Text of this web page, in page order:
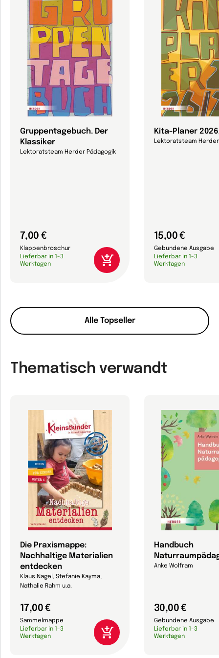
Alle Topseller
Gruppentagebuch. Der
Klassiker
Lektoratsteam Herder Pädagogik
7,00 €
Klappenbroschur
Lieferbar in 1-3
Werktagen
Kita-Planer
Lektoratsteam Herder
15,00 €
Gebundene Ausgabe
Lieferbar in 1-3
Werktagen
Thematisch verwandt
Die Praxismappe:
Nachhaltige Materialien
entdecken
Klaus Nagel, Stefanie Kayma,
Nathalie Rahm u.a.
17,00 €
Sammelmappe
Lieferbar in 1-3
Werktagen
Handbuch
Anke Wolfram
30,00 €
Gebundene Ausgabe
Lieferbar in 1-3
Werktagen